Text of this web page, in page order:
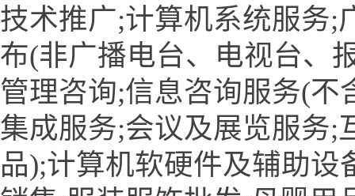
技术推广;计算机系统服务;
布(非广播电台、电视台、
管理咨询;信息咨询服务(不
集成服务;会议及展览服务;
品);计算机软硬件及辅助